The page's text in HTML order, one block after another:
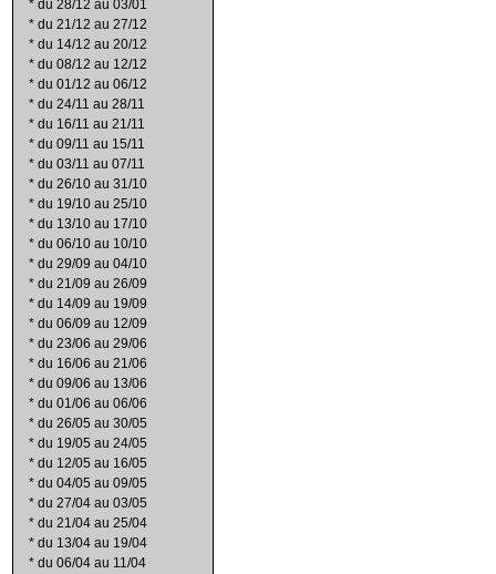
* du 28/12 au 03/01
* du 21/12 au 27/12
* du 14/12 au 20/12
* du 08/12 au 12/12
* du 01/12 au 06/12
* du 24/11 au 28/11
* du 16/11 au 21/11
* du 09/11 au 15/11
* du 03/11 au 07/11
* du 26/10 au 31/10
* du 19/10 au 25/10
* du 13/10 au 17/10
* du 06/10 au 10/10
* du 29/09 au 04/10
* du 21/09 au 26/09
* du 14/09 au 19/09
* du 06/09 au 12/09
* du 23/06 au 29/06
* du 16/06 au 21/06
* du 09/06 au 13/06
* du 01/06 au 06/06
* du 26/05 au 30/05
* du 19/05 au 24/05
* du 12/05 au 16/05
* du 04/05 au 09/05
* du 27/04 au 03/05
* du 21/04 au 25/04
* du 13/04 au 19/04
* du 06/04 au 11/04